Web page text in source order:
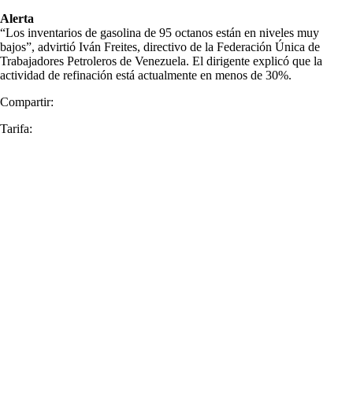
Alerta
“Los inventarios de gasolina de 95 octanos están en niveles muy
bajos”, advirtió Iván Freites, directivo de la Federación Única de
Trabajadores Petroleros de Venezuela. El dirigente explicó que la
actividad de refinación está actualmente en menos de 30%.
Compartir:
Tarifa: